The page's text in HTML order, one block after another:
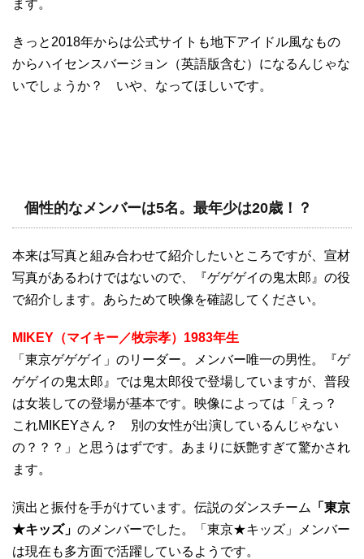
ます。
きっと2018年からは公式サイトも地下アイドル風なもの
からハイセンスバージョン（英語版含む）になるんじゃな
いでしょうか？ いや、なってほしいです。
個性的なメンバーは5名。最年少は20歳！？
本来は写真と組み合わせて紹介したいところですが、宣材
写真があるわけではないので、『ゲゲゲイの鬼太郎』の役
で紹介します。あらためて映像を確認してください。
MIKEY（マイキー／牧宗孝）1983年生
「東京ゲゲゲイ」のリーダー。メンバー唯一の男性。『ゲ
ゲゲイの鬼太郎』では鬼太郎役で登場していますが、普段
は女装しての登場が基本です。映像によっては「えっ？
これMIKEYさん？ 別の女性が出演しているんじゃない
の？？？」と思うはずです。あまりに妖艶すぎて驚かされ
ます。
演出と振付を手がけています。伝説のダンスチーム
「東京
★キッズ」 のメンバーでした。「東京★キッズ」メンバー
は現在も多方面で活躍しているようです。